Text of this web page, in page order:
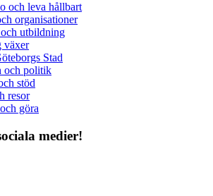
och leva hållbart
organisationer
utbildning
växer
Stad
och politik
stöd
resor
göra
medier!